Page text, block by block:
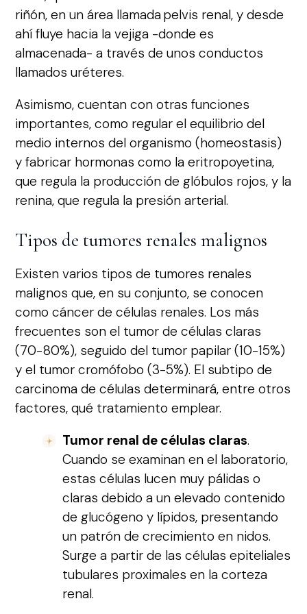
riñón, en un área llamada pelvis renal, y desde
ahí fluye hacia la vejiga -donde es
almacenada- a través de unos conductos
llamados uréteres.
Asimismo, cuentan con otras funciones
importantes, como regular el equilibrio del
medio internos del organismo (homeostasis)
y fabricar hormonas como la eritropoyetina,
que regula la producción de glóbulos rojos, y la
renina, que regula la presión arterial.
Tipos de tumores renales malignos
Existen varios tipos de tumores renales
malignos que, en su conjunto, se conocen
como cáncer de células renales. Los más
frecuentes son el tumor de células claras
(70-80%), seguido del tumor papilar (10-15%)
y el tumor cromófobo (3-5%). El subtipo de
carcinoma de células determinará, entre otros
factores, qué tratamiento emplear.
Tumor renal de células claras.
Cuando se examinan en el laboratorio,
estas células lucen muy pálidas o
claras debido a un elevado contenido
de glucógeno y lípidos, presentando
un patrón de crecimiento en nidos.
Surge a partir de las células epiteliales
tubulares proximales en la corteza
renal.